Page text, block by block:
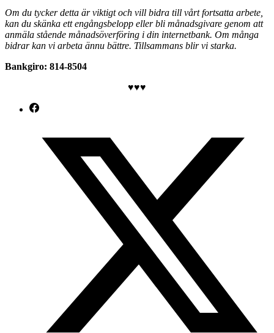
Om du tycker detta är viktigt och vill bidra till vårt fortsatta arbete,
kan du skänka ett engångsbelopp eller bli månadsgivare genom att
anmäla stående månadsöverföring i din internetbank. Om många
bidrar kan vi arbeta ännu bättre. Tillsammans blir vi starka.
Bankgiro: 814-8504
♥♥♥